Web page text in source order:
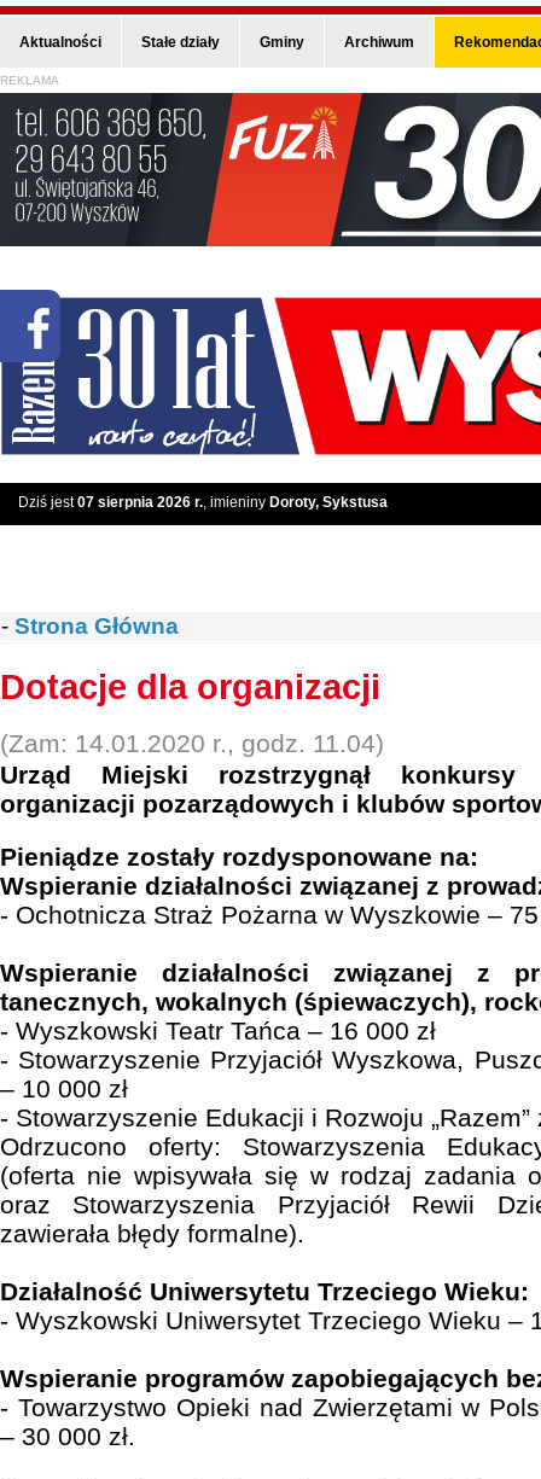
Aktualności Stałe działy Gminy Archiwum
REKLAMA
Dziś jest07 sierpnia 2026 r., imieniny Doroty, Sykstusa
- Strona Główna
Dotacje dla organizacji
(Zam: 14.01.2020 r., godz. 11.04)
Urząd Miejski rozstrzygnął
organizacji pozarządowych i klubów
Pieniądze zostały rozdysponowane na:
Wspieranie działalności związanej z
- Ochotnicza Straż Pożarna w Wyszkowie – 75
Wspieranie działalności związanej z
tanecznych, wokalnych (śpiewaczych),
- Wyszkowski Teatr Tańca – 16 000 zł
- Stowarzyszenie Przyjaciół Wyszkowa,
– 10 000 zł
- Stowarzyszenie Edukacji i Rozwoju
Odrzucono oferty: Stowarzyszenia
(oferta nie wpisywała się w rodzaj zadania
oraz Stowarzyszenia Przyjaciół Rewii
zawierała błędy formalne).
Działalność Uniwersytetu Trzeciego Wieku:
- Wyszkowski Uniwersytet Trzeciego Wieku –
Wspieranie programów zapobiegających
- Towarzystwo Opieki nad Zwierzętami w
– 30 000 zł.